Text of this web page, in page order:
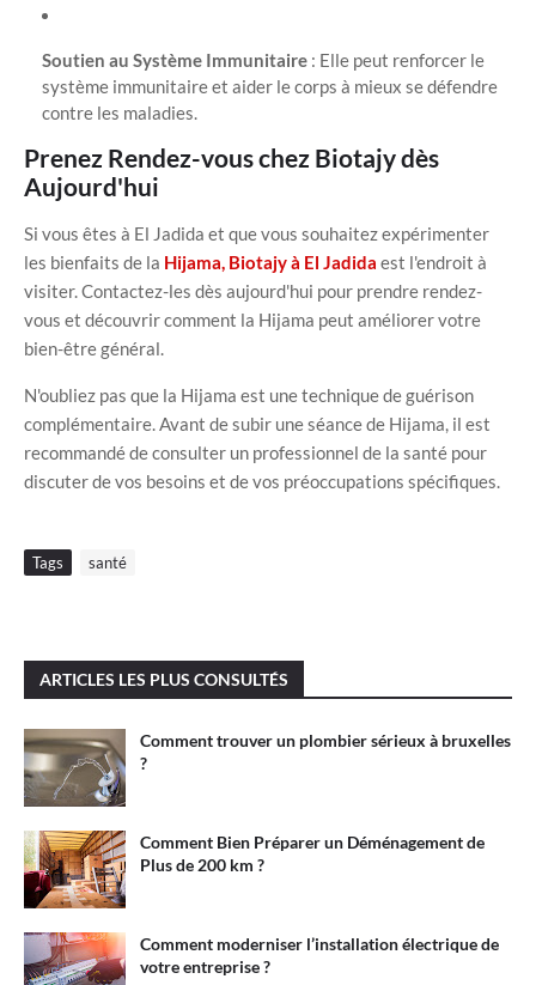
Soutien au Système Immunitaire : Elle peut renforcer le
système immunitaire et aider le corps à mieux se défendre
contre les maladies.
Prenez Rendez-vous chez Biotajy dès
Aujourd'hui
Si vous êtes à El Jadida et que vous souhaitez expérimenter
les bienfaits de la Hijama, Biotajy à El Jadida est l'endroit à
visiter. Contactez-les dès aujourd'hui pour prendre rendez-
vous et découvrir comment la Hijama peut améliorer votre
bien-être général.
N'oubliez pas que la Hijama est une technique de guérison
complémentaire. Avant de subir une séance de Hijama, il est
recommandé de consulter un professionnel de la santé pour
discuter de vos besoins et de vos préoccupations spécifiques.
Tags santé
ARTICLES LES PLUS CONSULTÉS
Comment trouver un plombier sérieux à bruxelles
?
Comment Bien Préparer un Déménagement de
Plus de 200 km ?
Comment moderniser l’installation électrique de
votre entreprise ?